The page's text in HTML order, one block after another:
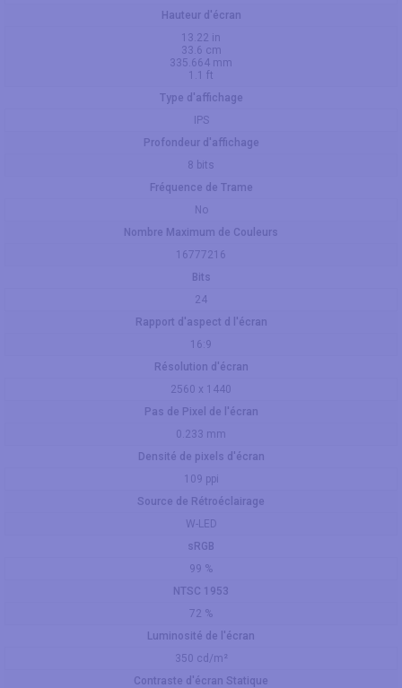
Hauteur d'écran
13.22 in
33.6 cm
335.664 mm
1.1 ft
Type d'affichage
IPS
Profondeur d'affichage
8 bits
Fréquence de Trame
No
Nombre Maximum de Couleurs
16777216
Bits
24
Rapport d'aspect d l'écran
16:9
Résolution d'écran
2560 x 1440
Pas de Pixel de l'écran
0.233 mm
Densité de pixels d'écran
109 ppi
Source de Rétroéclairage
W-LED
sRGB
99 %
NTSC 1953
72 %
Luminosité de l'écran
350 cd/m²
Contraste d'écran Statique